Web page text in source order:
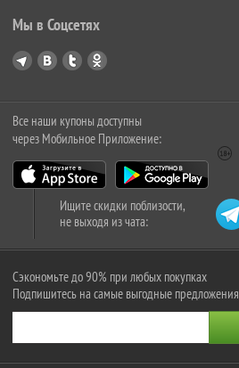
Мы в Соцсетях
Все наши купоны доступны
через Мобильное Приложение:
Ищите скидки поблизости,
не выходя из чата:
Сэкономьте до 90% при любых покупках
Подпишитесь на самые выгодные предложения